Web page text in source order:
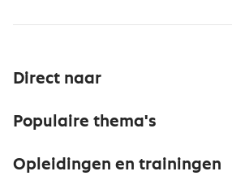
Direct naar
Netwerk en communities
Populaire thema's
Opleidingen en trainingen